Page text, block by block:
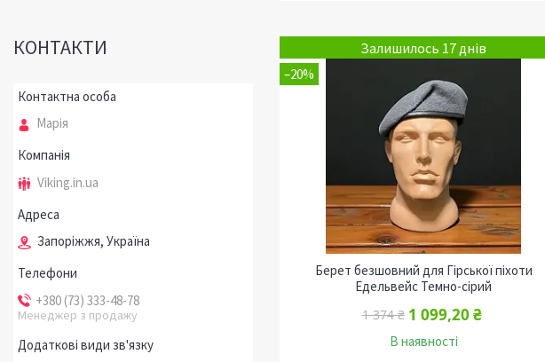
Залишилось 17 днів
–20%
Берет безшовний для Гірської піхоти
Едельвейс Темно-сірий
1 374 ₴ 1 099,20 ₴
В наявності
КОНТАКТИ
Марія
Viking.in.ua
Запоріжжя, Україна
+380 (73) 333-48-78
Менеджер з продажу